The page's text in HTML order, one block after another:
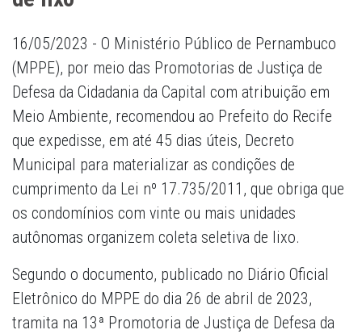
16/05/2023 - O Ministério Público de Pernambuco
(MPPE), por meio das Promotorias de Justiça de
Defesa da Cidadania da Capital com atribuição em
Meio Ambiente, recomendou ao Prefeito do Recife
que expedisse, em até 45 dias úteis, Decreto
Municipal para materializar as condições de
cumprimento da Lei nº 17.735/2011, que obriga que
os condomínios com vinte ou mais unidades
autônomas organizem coleta seletiva de lixo.
Segundo o documento, publicado no Diário Oficial
Eletrônico do MPPE do dia 26 de abril de 2023,
tramita na 13ª Promotoria de Justiça de Defesa da